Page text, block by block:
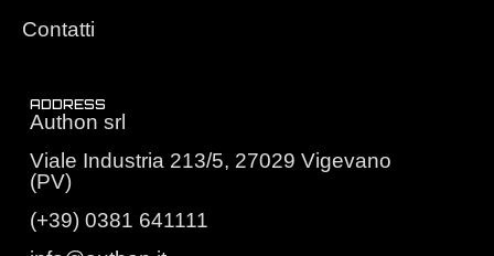
Contatti
ADDRESS
Authon srl
Viale Industria 213/5, 27029 Vigevano
(PV)
(+39) 0381 641111